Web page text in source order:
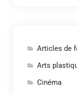
Articles de
Arts
Cinéma